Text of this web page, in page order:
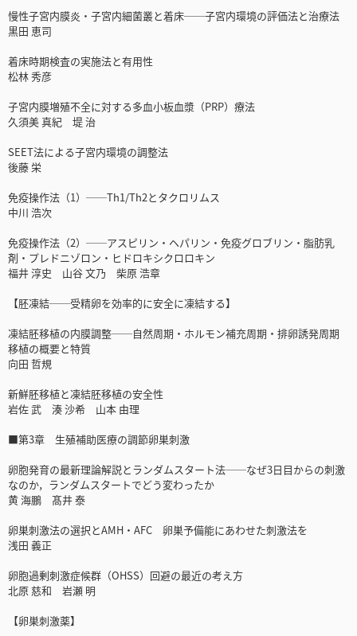
慢性子宮内膜炎・子宮内細菌叢と着床──子宮内環境の評価法と治療法
黒田 恵司
着床時期検査の実施法と有用性
松林 秀彦
子宮内膜増殖不全に対する多血小板血漿（PRP）療法
久須美 真紀 堤 治
SEET法による子宮内環境の調整法
後藤 栄
免疫操作法（1）──Th1/Th2とタクロリムス
中川 浩次
免疫操作法（2）──アスピリン・ヘパリン・免疫グロブリン・脂肪乳
剤・プレドニゾロン・ヒドロキシクロロキン
福井 淳史 山谷 文乃 柴原 浩章
【胚凍結──受精卵を効率的に安全に凍結する】
凍結胚移植の内膜調整──自然周期・ホルモン補充周期・排卵誘発周期
移植の概要と特質
向田 哲規
新鮮胚移植と凍結胚移植の安全性
岩佐 武 湊 沙希 山本 由理
■第3章 生殖補助医療の調節卵巣刺激
卵胞発育の最新理論解説とランダムスタート法──なぜ3日目からの刺激
なのか，ランダムスタートでどう変わったか
黄 海鵬 髙井 泰
卵巣刺激法の選択とAMH・AFC 卵巣予備能にあわせた刺激法を
浅田 義正
卵胞過剰刺激症候群（OHSS）回避の最近の考え方
北原 慈和 岩瀬 明
【卵巣刺激薬】